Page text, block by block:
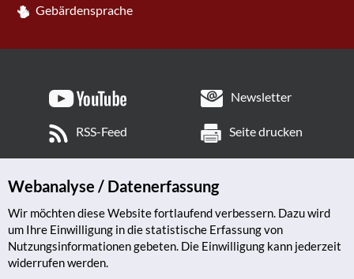
Gebärdensprache
Newsletter
RSS-Feed Seite drucken
Webanalyse / Datenerfassung
Wir möchten diese Website fortlaufend verbessern. Dazu wird
um Ihre Einwilligung in die statistische Erfassung von
Nutzungsinformationen gebeten. Die Einwilligung kann jederzeit
widerrufen werden.